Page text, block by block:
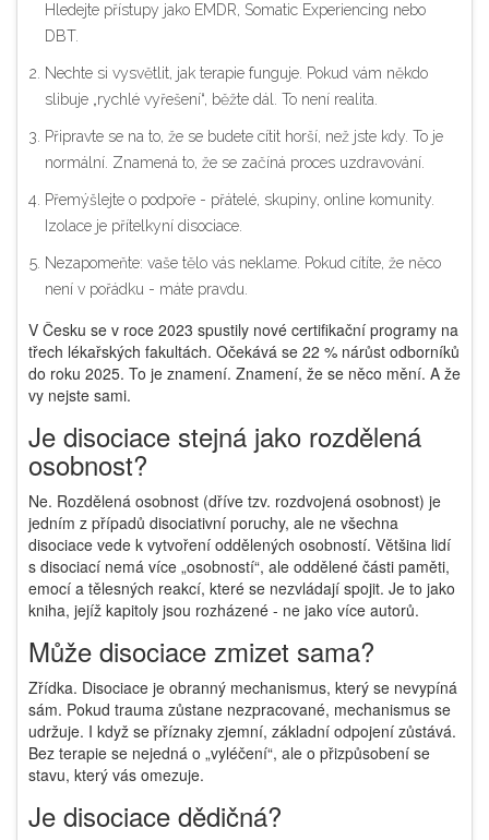
Hledejte přístupy jako EMDR, Somatic Experiencing nebo
DBT.
Nechte si vysvětlit, jak terapie funguje. Pokud vám někdo
slibuje „rychlé vyřešení“, běžte dál. To není realita.
Připravte se na to, že se budete cítit horší, než jste kdy. To je
normální. Znamená to, že se začíná proces uzdravování.
Přemýšlejte o podpoře - přátelé, skupiny, online komunity.
Izolace je přítelkyní disociace.
Nezapomeňte: vaše tělo vás neklame. Pokud cítíte, že něco
není v pořádku - máte pravdu.
V Česku se v roce 2023 spustily nové certifikační programy na
třech lékařských fakultách. Očekává se 22 % nárůst odborníků
do roku 2025. To je znamení. Znamení, že se něco mění. A že
vy nejste sami.
Je disociace stejná jako rozdělená
osobnost?
Ne. Rozdělená osobnost (dříve tzv. rozdvojená osobnost) je
jedním z případů disociativní poruchy, ale ne všechna
disociace vede k vytvoření oddělených osobností. Většina lidí
s disociací nemá více „osobností“, ale oddělené části paměti,
emocí a tělesných reakcí, které se nezvládají spojit. Je to jako
kniha, jejíž kapitoly jsou rozházené - ne jako více autorů.
Může disociace zmizet sama?
Zřídka. Disociace je obranný mechanismus, který se nevypíná
sám. Pokud trauma zůstane nezpracované, mechanismus se
udržuje. I když se příznaky zjemní, základní odpojení zůstává.
Bez terapie se nejedná o „vyléčení“, ale o přizpůsobení se
stavu, který vás omezuje.
Je disociace dědičná?